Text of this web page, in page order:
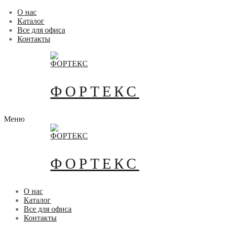
Перейти
содержимому
Меню
Закрыть
О нас
Каталог
Все для офиса
Контакты
ФОРТЕКС
Меню
ФОРТЕКС
О нас
Каталог
Все для офиса
Контакты